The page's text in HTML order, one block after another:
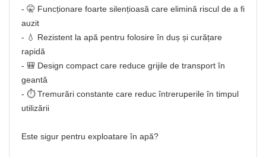
- 🤫 Funcționare foarte silențioasă care elimină riscul de a fi
auzit
- 💧 Rezistent la apă pentru folosire în duș și curățare
rapidă
- 🎒 Design compact care reduce grijile de transport în
geantă
- ⏱️ Tremurări constante care reduc întreruperile în timpul
utilizării
Este sigur pentru exploatare în apă?